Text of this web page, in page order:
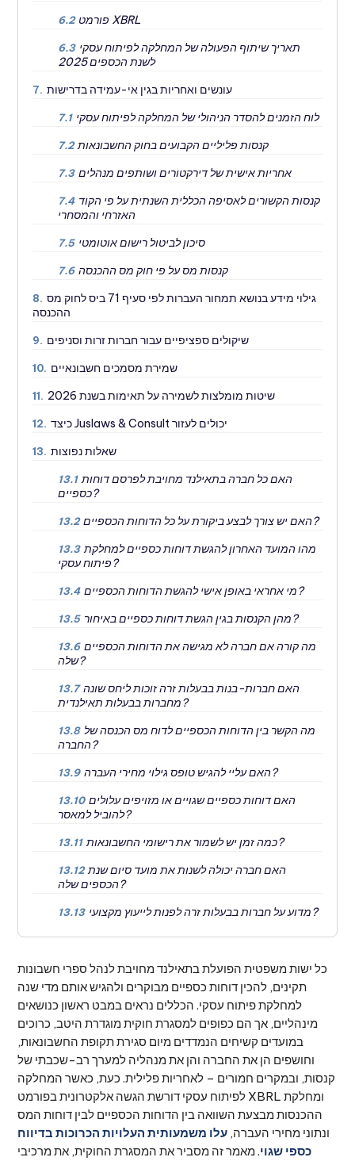
6.2 פורמט XBRL
6.3 תאריך שיתוף הפעולה של המחלקה לפיתוח עסקי
לשנת הכספים 2025
7. עונשים ואחריות בגין אי-עמידה בדרישות
7.1 לוח הזמנים להסדר הניהולי של המחלקה לפיתוח עסקי
7.2 קנסות פליליים הקבועים בחוק החשבונאות
7.3 אחריות אישית של דירקטורים ושותפים מנהלים
7.4 קנסות הקשורים לאסיפה הכללית השנתית על פי הקוד
האזרחי והמסחרי
7.5 סיכון לביטול רישום אוטומטי
7.6 קנסות מס על פי חוק מס ההכנסה
8. גילוי מידע בנושא תמחור העברות לפי סעיף 71 ביס לחוק מס
ההכנסה
9. שיקולים ספציפיים עבור חברות זרות וסניפים
10. שמירת מסמכים חשבונאיים
11. שיטות מומלצות לשמירה על תאימות בשנת 2026
12. כיצד Juslaws & Consult יכולים לעזור
13. שאלות נפוצות
13.1 האם כל חברה בתאילנד מחויבת לפרסם דוחות
כספיים?
13.2 האם יש צורך לבצע ביקורת על כל הדוחות הכספיים?
13.3 מהו המועד האחרון להגשת דוחות כספיים למחלקת
פיתוח עסקי?
13.4 מי אחראי באופן אישי להגשת הדוחות הכספיים?
13.5 מהן הקנסות בגין הגשת דוחות כספיים באיחור?
13.6 מה קורה אם חברה לא מגישה את הדוחות הכספיים
שלה?
13.7 האם חברות-בנות בבעלות זרה זוכות ליחס שונה
מחברות בבעלות תאילנדית?
13.8 מה הקשר בין הדוחות הכספיים לדוח מס הכנסה של
החברה?
13.9 האם עליי להגיש טופס גילוי מחירי העברה?
13.10 האם דוחות כספיים שגויים או מזויפים עלולים
להוביל למאסר?
13.11 כמה זמן יש לשמור את רישומי החשבונאות?
13.12 האם חברה יכולה לשנות את מועד סיום שנת
הכספים שלה?
13.13 מדוע על חברות בבעלות זרה לפנות לייעוץ מקצועי?
כל ישות משפטית הפועלת בתאילנד מחויבת לנהל ספרי חשבונות
תקינים, להכין דוחות כספיים מבוקרים ולהגיש אותם מדי שנה
למחלקת פיתוח עסקי. הכללים נראים במבט ראשון כנושאים
מינהליים, אך הם כפופים למסגרת חוקית מוגדרת היטב, כרוכים
במועדים קשיחים הנמדדים מיום סגירת תקופת החשבונאות,
וחושפים הן את החברה והן את מנהליה למערך רב-שכבתי של
קנסות, ובמקרים חמורים – לאחריות פלילית. כעת, כאשר המחלקה
לפיתוח עסקי דורשת הגשה אלקטרונית בפורמט XBRL ומחלקת
ההכנסות מבצעת השוואה בין הדוחות הכספיים לבין דוחות המס
ונתוני מחירי העברה, עלו משמעותית העלויות הכרוכות בדיווח
כספי שגוי. מאמר זה מסביר את המסגרת החוקית, את מרכיבי